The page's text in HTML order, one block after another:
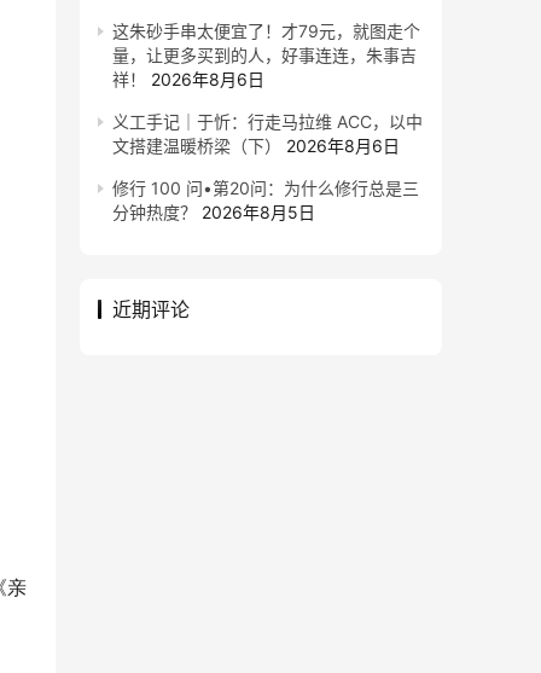
亲
这朱砂手串太便宜了！才79元，就图走个
量，让更多买到的人，好事连连，朱事吉
祥！
2026年8月6日
义工手记｜于忻：行走马拉维 ACC，以中
文搭建温暖桥梁（下）
2026年8月6日
修行 100 问•第20问：为什么修行总是三
分钟热度？
2026年8月5日
近期评论